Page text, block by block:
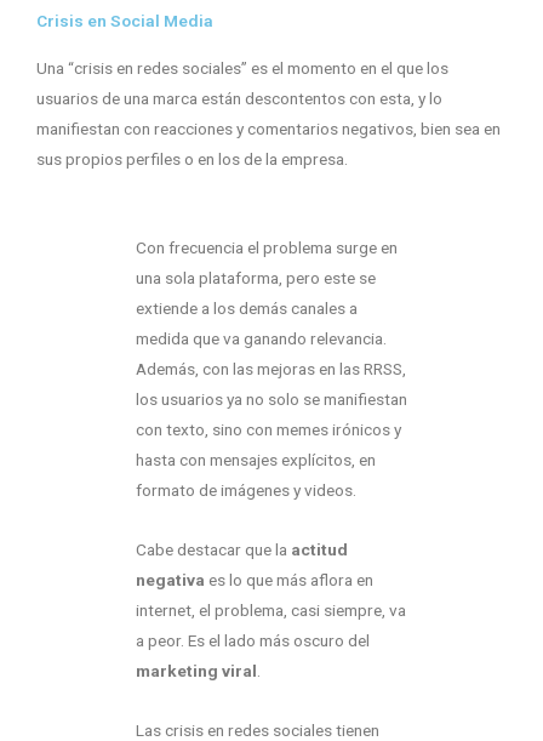
Crisis en Social Media
Una “crisis en redes sociales” es el momento en el que los
usuarios de una marca están descontentos con esta, y lo
manifiestan con reacciones y comentarios negativos, bien sea en
sus propios perfiles o en los de la empresa.
Con frecuencia el problema surge en
una sola plataforma, pero este se
extiende a los demás canales a
medida que va ganando relevancia.
Además, con las mejoras en las RRSS,
los usuarios ya no solo se manifiestan
con texto, sino con memes irónicos y
hasta con mensajes explícitos, en
formato de imágenes y videos.
Cabe destacar que la actitud
negativa es lo que más aflora en
internet, el problema, casi siempre, va
a peor. Es el lado más oscuro del
marketing viral
Las crisis en redes sociales tienen